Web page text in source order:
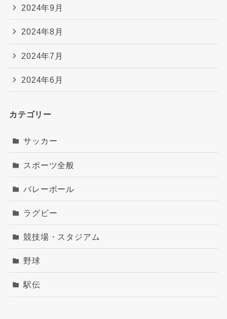
2024年9月
2024年8月
2024年7月
2024年6月
カテゴリー
サッカー
スポーツ全般
バレーボール
ラグビー
競技場・スタジアム
野球
駅伝